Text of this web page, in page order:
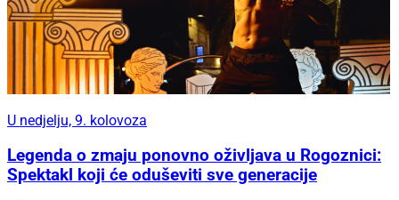
U nedjelju, 9. kolovoza
Legenda o zmaju ponovno oživljava u Rogoznici:
Spektakl koji će oduševiti sve generacije